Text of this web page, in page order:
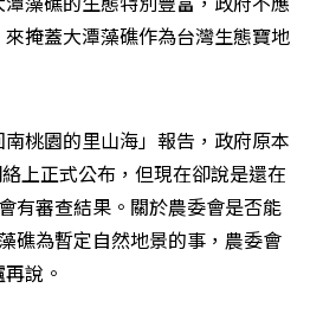
掩蓋大潭藻礁作為台灣生態寶地
桃園的里山海」報告，政府原本
上正式公布，但現在卻說是還在
有審查結果。關於農委會是否能
礁為暫定自然地景的事，農委會
說。